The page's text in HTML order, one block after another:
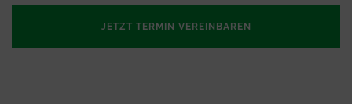
JETZT TERMIN VEREINBAREN